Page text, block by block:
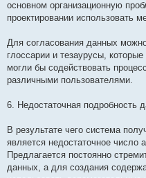
основном организационную
проектировании использовать
Для согласования данных
глоссарии и тезаурусы,
могли бы содействовать
различными пользователями.
6. Недостаточная подробность
В результате чего система
является недостаточное число
Предлагается постоянно
данных, а для создания